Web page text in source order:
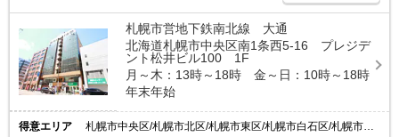
札幌市営地下鉄南北線 大通
北海道札幌市中央区南1条西5-16 プレジデ
ント松井ビル100 1F
月～木：13時～18時 金～日：10時～18時
年末年始
得意エリア 札幌市中央区/札幌市北区/札幌市東区/札幌市白石区/札幌市豊平区